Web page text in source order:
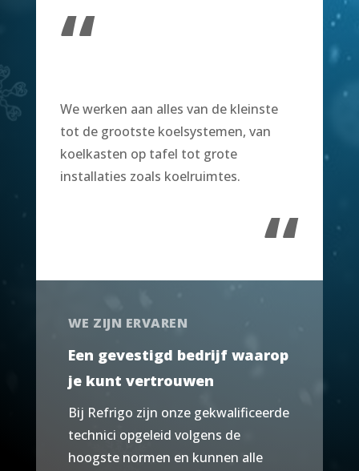
“
We werken aan alles van de kleinste
tot de grootste koelsystemen, van
koelkasten op tafel tot grote
installaties zoals koelruimtes.
“
WE ZIJN ERVAREN
Een gevestigd bedrijf waarop
je kunt vertrouwen
Bij Refrigo zijn onze gekwalificeerde
technici opgeleid volgens de
hoogste normen en kunnen alle